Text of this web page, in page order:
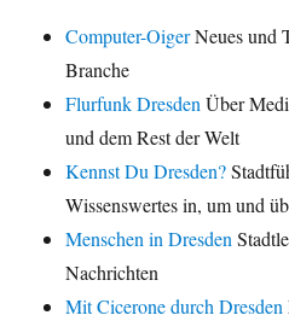
Computer-OigerNeues und
Branche
Flurfunk DresdenÜber
und dem Rest der Welt
Kennst Du Dresden?
Wissenswertes in, um und
Menschen in Dresden
Nachrichten
Mit Cicerone durch Dresden